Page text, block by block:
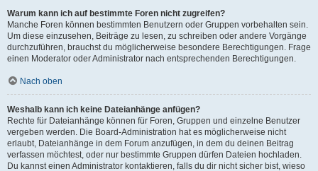
Warum kann ich auf bestimmte Foren nicht zugreifen?
Manche Foren können bestimmten Benutzern oder Gruppen vorbehalten sein.
Um diese einzusehen, Beiträge zu lesen, zu schreiben oder andere Vorgänge
durchzuführen, brauchst du möglicherweise besondere Berechtigungen. Frage
einen Moderator oder Administrator nach entsprechenden Berechtigungen.
Nach oben
Weshalb kann ich keine Dateianhänge anfügen?
Rechte für Dateianhänge können für Foren, Gruppen und einzelne Benutzer
vergeben werden. Die Board-Administration hat es möglicherweise nicht
erlaubt, Dateianhänge in dem Forum anzufügen, in dem du deinen Beitrag
verfassen möchtest, oder nur bestimmte Gruppen dürfen Dateien hochladen.
Du kannst einen Administrator kontaktieren, falls du dir nicht sicher bist, wieso